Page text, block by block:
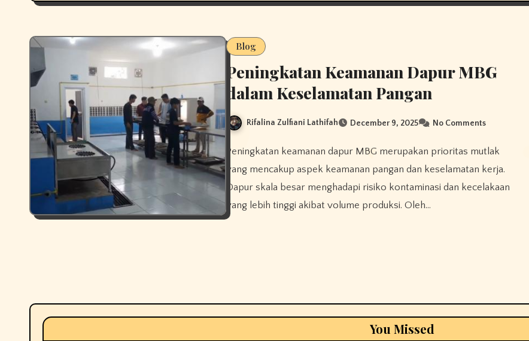
Blog
Peningkatan Keamanan Dapur MBG
dalam Keselamatan Pangan
Rifalina Zulfiani Lathifah December 9, 2025 No Comments
Peningkatan keamanan dapur MBG merupakan prioritas mutlak
yang mencakup aspek keamanan pangan dan keselamatan kerja.
Dapur skala besar menghadapi risiko kontaminasi dan kecelakaan
yang lebih tinggi akibat volume produksi. Oleh…
You Missed